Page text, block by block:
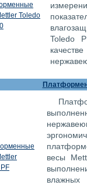
Toledo
весы